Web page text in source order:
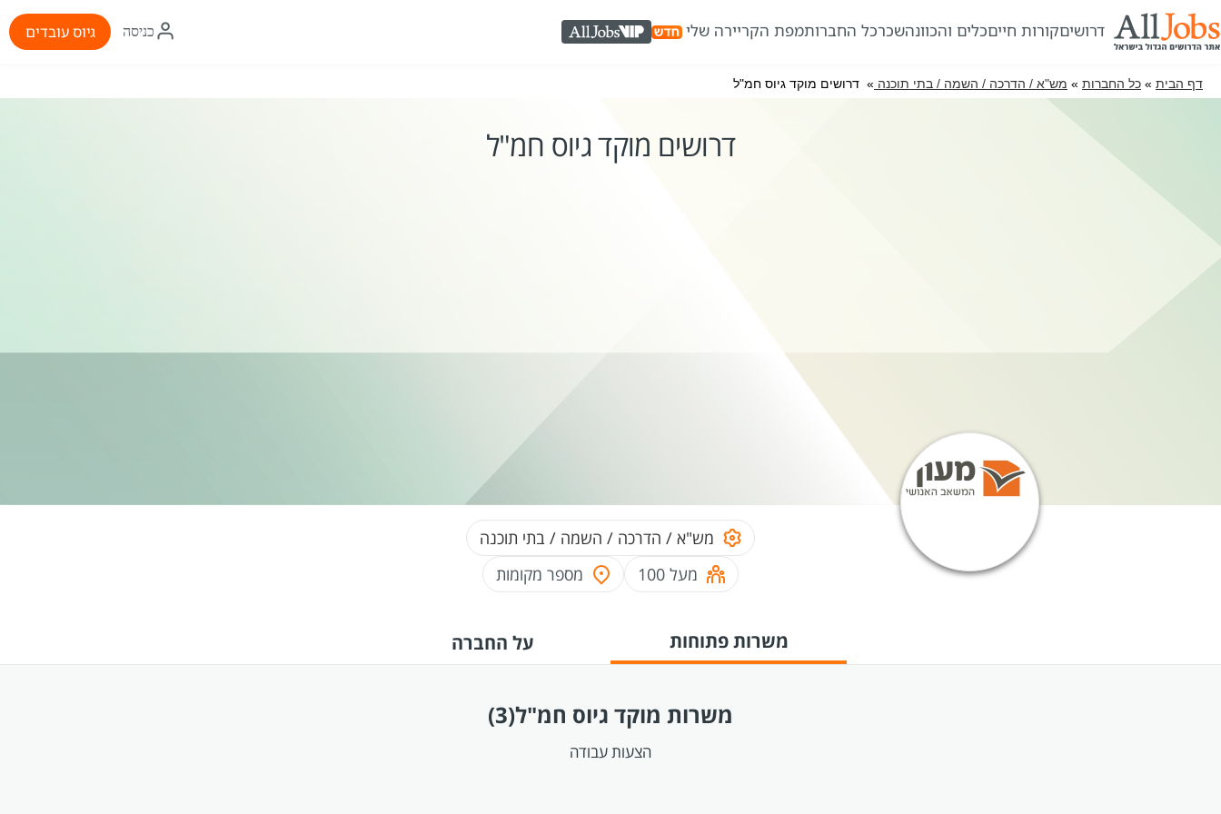
דרושיםקורות חייםכלים והכוונהשכרכל החברותמפת הקריירה שלי AllJobs VIP
איקון
התחברות
כניסה גיוס עובדים
דף הבית » כל החברות » מש"א / הדרכה / השמה / בתי תוכנה » דרושים מוקד גיוס חמ"ל
דרושים מוקד גיוס חמ"ל
מש"א / הדרכה / השמה / בתי תוכנה
מעל 100
מספר מקומות
משרות פתוחות על החברה
משרות מוקד גיוס חמ"ל(3)
הצעות עבודה